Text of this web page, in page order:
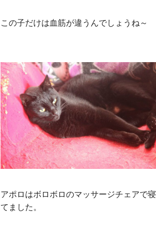
この子だけは血筋が違うんでしょうね～
アポロはボロボロのマッサージチェアで寝
てました。